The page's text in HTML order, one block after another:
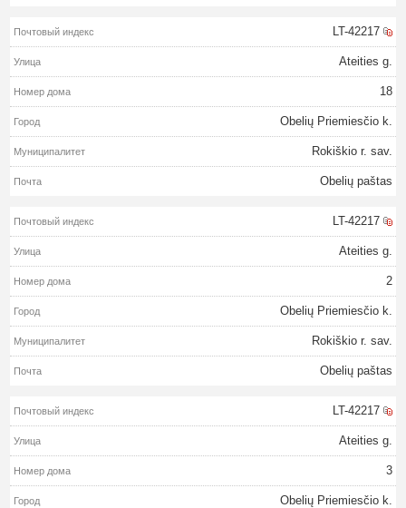
LT-42217
Ateities g.
18
Obelių Priemiesčio k.
Rokiškio r. sav.
Obelių paštas
LT-42217
Ateities g.
2
Obelių Priemiesčio k.
Rokiškio r. sav.
Obelių paštas
LT-42217
Ateities g.
3
Obelių Priemiesčio k.